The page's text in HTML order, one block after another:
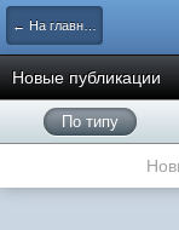
← На главную
Новые публикации
По типу